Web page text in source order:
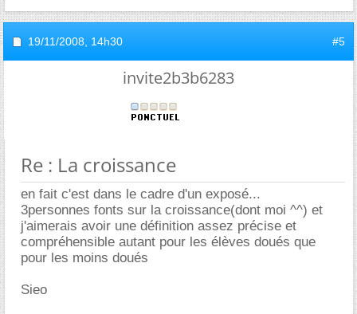
19/11/2008, 14h30 #5
invite2b3b6283
Re : La croissance
en fait c'est dans le cadre d'un exposé...
3personnes fonts sur la croissance(dont moi ^^) et
j'aimerais avoir une définition assez précise et
compréhensible autant pour les élèves doués que
pour les moins doués
Sieo